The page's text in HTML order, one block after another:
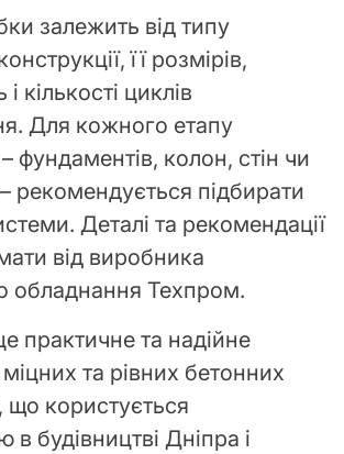
залежить від типу
її розмірів,
кількості циклів
Для кожного етапу
фундаментів, колон, стін чи
рекомендується підбирати
Деталі та рекомендації
від виробника
обладнання Техпром.
практичне та надійне
та рівних бетонних
що користується
в будівництві Дніпра і